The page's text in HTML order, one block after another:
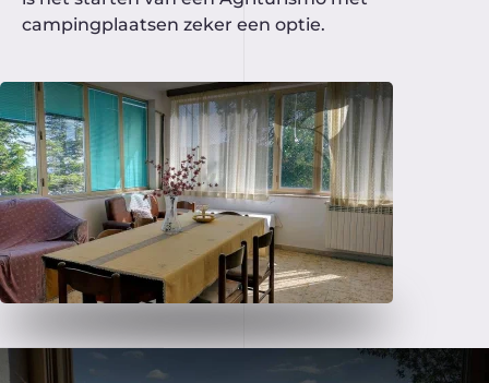
campingplaatsen zeker een optie.